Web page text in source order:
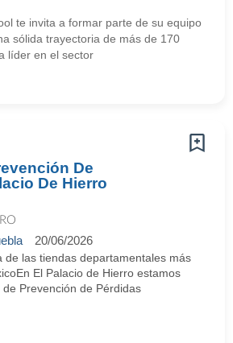
te invita a formar parte de su equipo
sólida trayectoria de más de 170
líder en el sector
De
De Hierro
20/06/2026
de las tiendas departamentales más
El Palacio de Hierro estamos
Prevención de Pérdidas